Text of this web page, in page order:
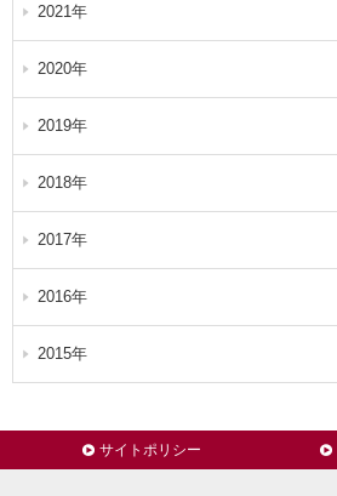
2021年
2020年
2019年
2018年
2017年
2016年
2015年
サイトポリシー